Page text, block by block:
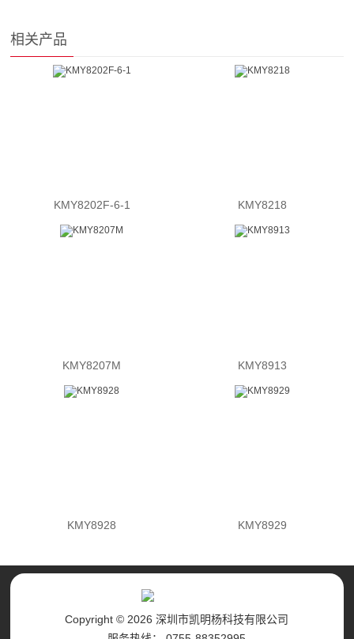
相关产品
KMY8202F-6-1 KMY8218
KMY8207M KMY8913
KMY8928 KMY8929
Copyright © 2026 深圳市凯明杨科技有限公司